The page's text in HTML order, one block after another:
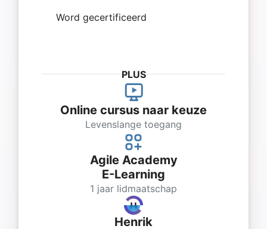
Word gecertificeerd
PLUS
Online cursus naar keuze
Levenslange toegang
Agile Academy
E-Learning
1 jaar lidmaatschap
Henrik